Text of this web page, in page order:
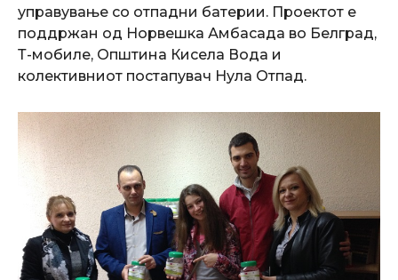
управување со отпадни батерии. Проектот е
поддржан од Норвешка Амбасада во Белград,
Т-мобиле, Општина Кисела Вода и
колективниот постапувач Нула Отпад.